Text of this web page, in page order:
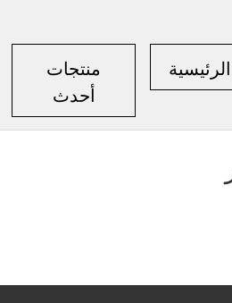
منتجات
أحدث
الرئيسية